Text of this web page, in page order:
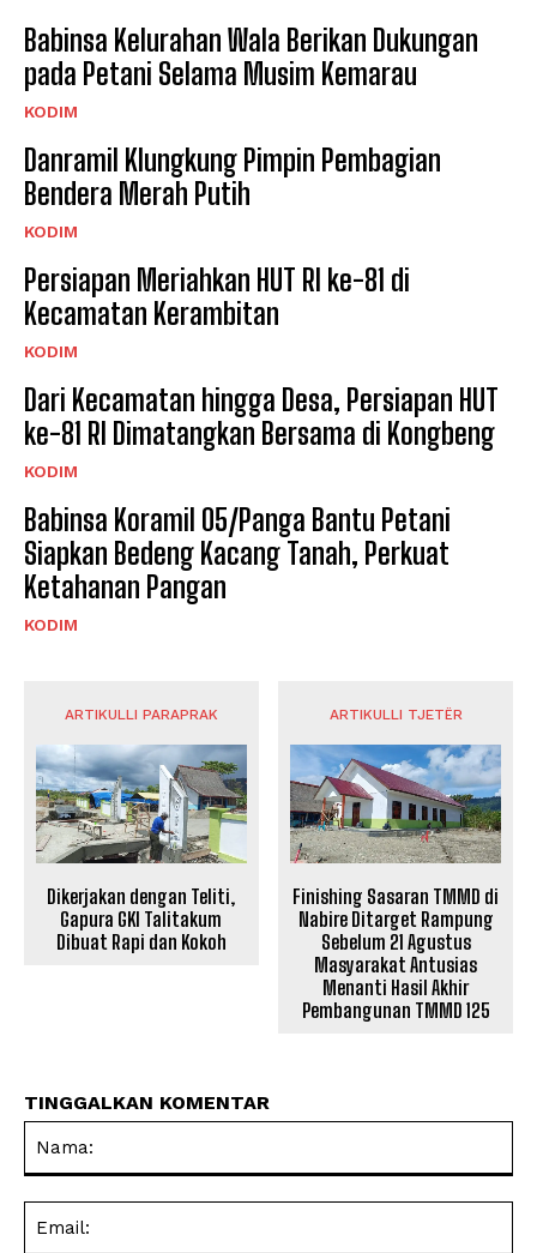
Babinsa Kelurahan Wala Berikan Dukungan
pada Petani Selama Musim Kemarau
KODIM
Danramil Klungkung Pimpin Pembagian
Bendera Merah Putih
KODIM
Persiapan Meriahkan HUT RI ke-81 di
Kecamatan Kerambitan
KODIM
Dari Kecamatan hingga Desa, Persiapan HUT
ke-81 RI Dimatangkan Bersama di Kongbeng
KODIM
Babinsa Koramil 05/Panga Bantu Petani
Siapkan Bedeng Kacang Tanah, Perkuat
Ketahanan Pangan
KODIM
ARTIKULLI PARAPRAK
Dikerjakan dengan Teliti,
Gapura GKI Talitakum
Dibuat Rapi dan Kokoh
ARTIKULLI TJETËR
Finishing Sasaran TMMD di
Nabire Ditarget Rampung
Sebelum 21 Agustus
Masyarakat Antusias
Menanti Hasil Akhir
Pembangunan TMMD 125
TINGGALKAN KOMENTAR